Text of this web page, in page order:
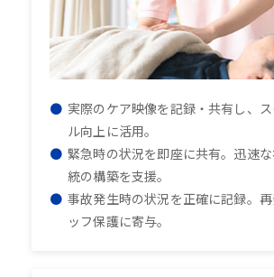
実際のケア映像を記録・共有し、
ル向上に活用。
緊急時の状況を即座に共有。迅速
統の構築を支援。
事故発生時の状況を正確に記録。
ッフ保護に寄与。